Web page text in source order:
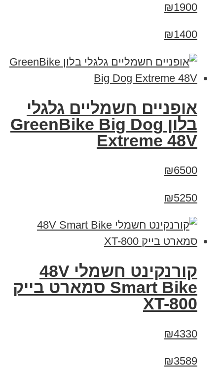
₪1900
₪1400
אופניים חשמליים גלגלי
בלון GreenBike Big Dog
Extreme 48V
₪6500
₪5250
קורנקינט חשמלי 48V
Smart Bike סמארט בייק
XT-800
₪4330
₪3589